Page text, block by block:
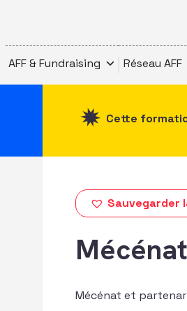
AFF & Fundraising Réseau AFF
Cette
Sauvegarder
Mécénat et